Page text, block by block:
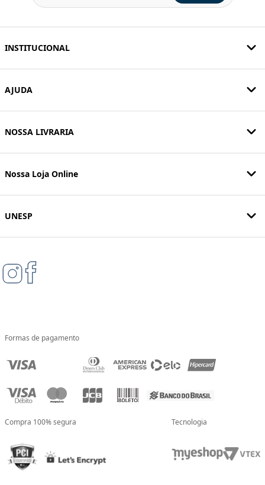
INSTITUCIONAL
AJUDA
NOSSA LIVRARIA
Nossa Loja Online
UNESP
Formas de pagamento
Compra 100% segura Tecnologia